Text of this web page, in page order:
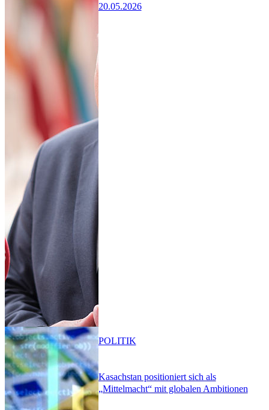
20.05.2026
Kasachstan positioniert sich als
„Mittelmacht“ mit globalen Ambitionen
POLITIK